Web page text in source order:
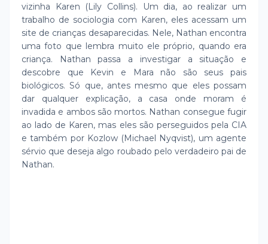
vizinha Karen (Lily Collins). Um dia, ao realizar um
trabalho de sociologia com Karen, eles acessam um
site de crianças desaparecidas. Nele, Nathan encontra
uma foto que lembra muito ele próprio, quando era
criança. Nathan passa a investigar a situação e
descobre que Kevin e Mara não são seus pais
biológicos. Só que, antes mesmo que eles possam
dar qualquer explicação, a casa onde moram é
invadida e ambos são mortos. Nathan consegue fugir
ao lado de Karen, mas eles são perseguidos pela CIA
e também por Kozlow (Michael Nyqvist), um agente
sérvio que deseja algo roubado pelo verdadeiro pai de
Nathan.